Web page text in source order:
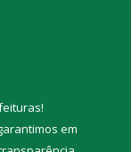
!
em